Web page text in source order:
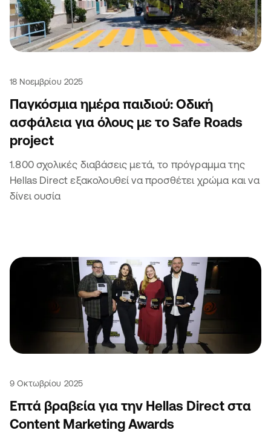
18 Νοεμβρίου 2025
Παγκόσμια ημέρα παιδιού: Οδική
ασφάλεια για όλους με το Safe Roads
project
1.800 σχολικές διαβάσεις μετά, το πρόγραμμα της
Hellas Direct εξακολουθεί να προσθέτει χρώμα και να
δίνει ουσία
9 Οκτωβρίου 2025
Επτά βραβεία για την Hellas Direct στα
Content Marketing Awards